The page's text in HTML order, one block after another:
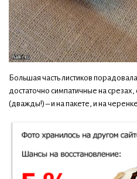
Большая часть листиков
достаточно симпатичные на
(дважды!) – и на пакете, и на